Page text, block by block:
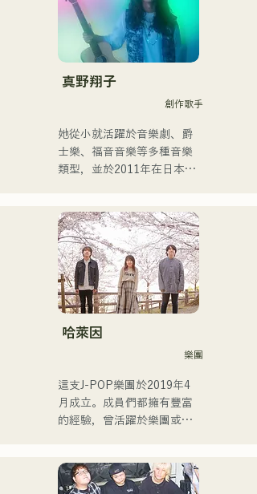
む。枠に収まりきれないマ
ルチな表現スタイルを確立
するため、日々探求を続け
ている。現在はSNSを中心
に、自身の表現を発信中。
真野翔子
創作歌手
她從小就活躍於音樂劇、爵
士樂、福音音樂等多種音樂
類型，並於2011年在日本出
心，在各種媒體上亮相，也
參與了許多企業廣告歌曲和
電影的製作。
2014年至2017年，她以東京
為據點，活躍於多個領域，
包括為寶礦力水特電視廣告
作曲、在富士電視台
出演搖滾音樂劇。
2017年起，她回到福岡，除
了自己的工作之外，還活躍
她擁有高亢的嗓音和出眾的
演唱實力，是一位引領下一
哈萊因
樂團
這支J-POP樂團於2019年4
月成立。成員們都擁有豐富
的經驗，曾活躍於樂團或擔
樂團。 CHiKa清澈的嗓音、
樸實的歌詞和懷舊的旋律贏